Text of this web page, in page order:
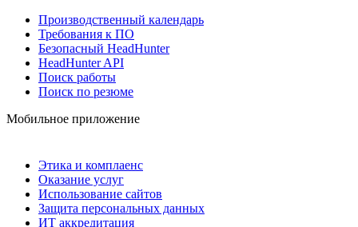
Производственный календарь
Требования к ПО
Безопасный HeadHunter
HeadHunter API
Поиск работы
Поиск по резюме
Мобильное приложение
Этика и комплаенс
Оказание услуг
Использование сайтов
Защита персональных данных
ИТ аккредитация